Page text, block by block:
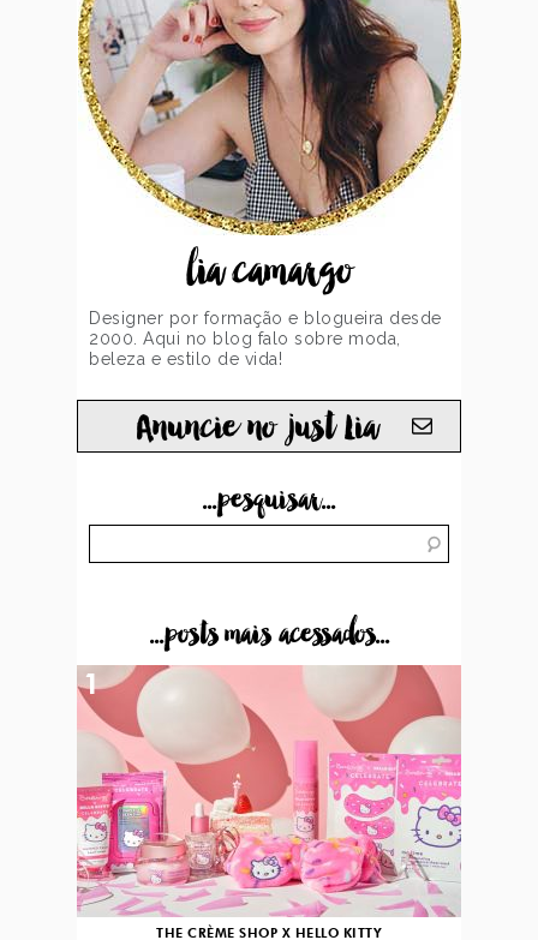
lia camargo
Designer por formação e blogueira desde
2000. Aqui no blog falo sobre moda,
beleza e estilo de vida!
Anuncie no just Lia
...pesquisar...
...posts mais acessados...
THE CRÈME SHOP X HELLO KITTY
1